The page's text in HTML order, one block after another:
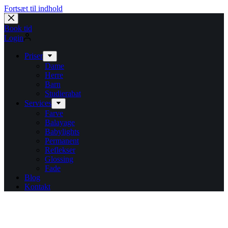
Fortsæt til indhold
Book tid
Login
Priser
Dame
Herre
Barn
Studierabat
Services
Farve
Balayage
Babylights
Permanent
Reflekser
Glossing
Fade
Blog
Kontakt